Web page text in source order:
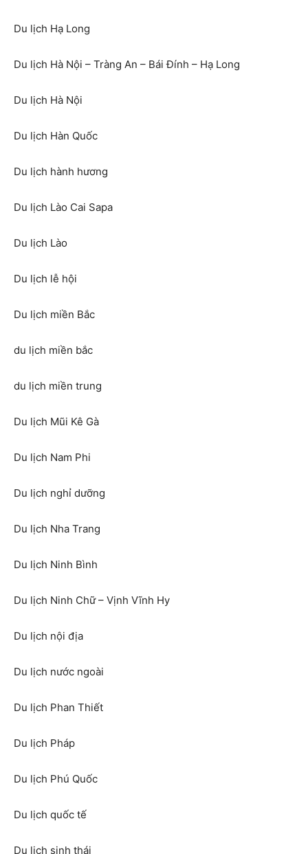
Du lịch Hạ Long
Du lịch Hà Nội – Tràng An – Bái Đính – Hạ Long
Du lịch Hà Nội
Du lịch Hàn Quốc
Du lịch hành hương
Du lịch Lào Cai Sapa
Du lịch Lào
Du lịch lễ hội
Du lịch miền Bắc
du lịch miền bắc
du lịch miền trung
Du lịch Mũi Kê Gà
Du lịch Nam Phi
Du lịch nghỉ dưỡng
Du lịch Nha Trang
Du lịch Ninh Bình
Du lịch Ninh Chữ – Vịnh Vĩnh Hy
Du lịch nội địa
Du lịch nước ngoài
Du lịch Phan Thiết
Du lịch Pháp
Du lịch Phú Quốc
Du lịch quốc tế
Du lịch sinh thái